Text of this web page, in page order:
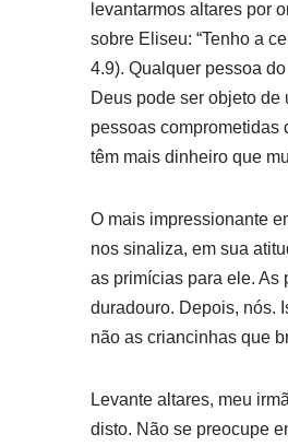
levantarmos altares por
sobre Eliseu: “Tenho a
4.9). Qualquer pessoa
Deus pode ser objeto de
pessoas comprometidas
têm mais dinheiro que
O mais impressionante
nos sinaliza, em sua
as primícias para ele. As
duradouro. Depois, nós.
não as criancinhas que
Levante altares, meu
disto. Não se preocupe